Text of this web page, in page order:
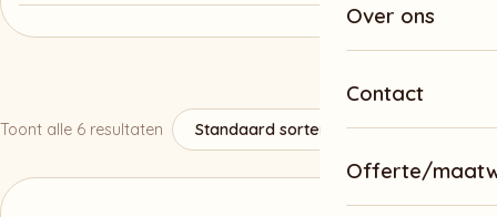
Over ons
Contact
Offerte/
Toont alle 6 resultaten